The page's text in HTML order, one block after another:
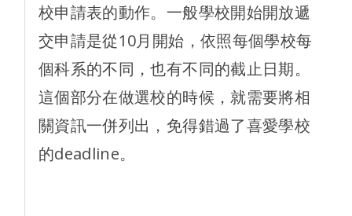
校申請表的動作。一般學校開始開放遞
交申請是從10月開始，依照每個學校每
個科系的不同，也有不同的截止日期。
這個部分在做選校的時候，就需要將相
關資訊一併列出，免得錯過了喜愛學校
的deadline。